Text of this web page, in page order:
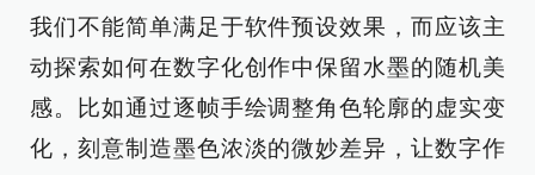
我们不能简单满足于软件预设效果，而应该主
动探索如何在数字化创作中保留水墨的随机美
感。比如通过逐帧手绘调整角色轮廓的虚实变
化，刻意制造墨色浓淡的微妙差异，让数字作